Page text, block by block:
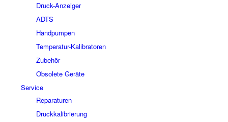
Druck-Anzeiger
ADTS
Handpumpen
Temperatur-Kalibratoren
Zubehör
Obsolete Geräte
Service
Reparaturen
Druckkalibrierung